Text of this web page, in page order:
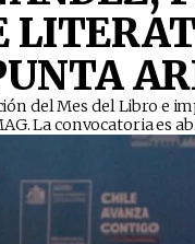
del Mes del Libro e
La convocatoria es